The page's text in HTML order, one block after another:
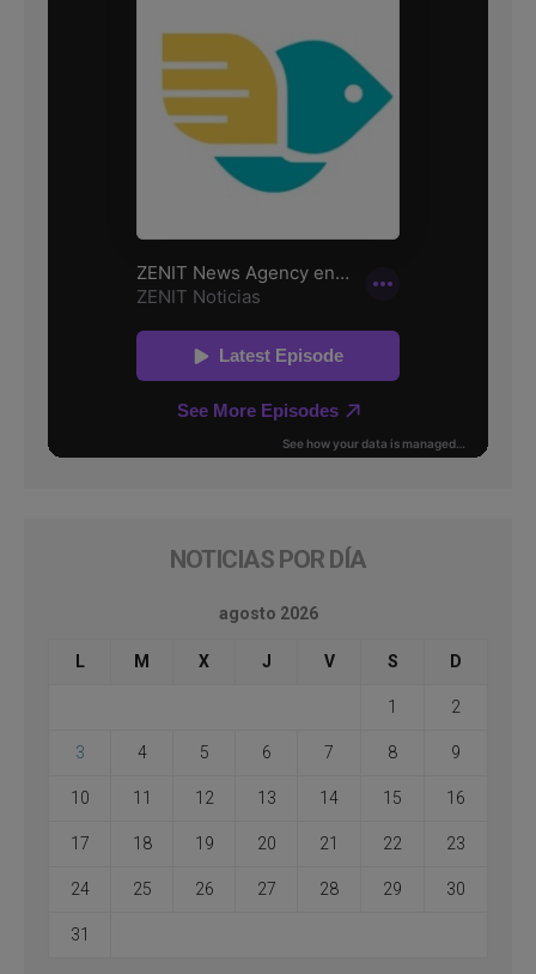
NOTICIAS POR DÍA
agosto 2026
L M X J V S D
1 2
3 4 5 6 7 8 9
10 11 12 13 14 15 16
17 18 19 20 21 22 23
24 25 26 27 28 29 30
31